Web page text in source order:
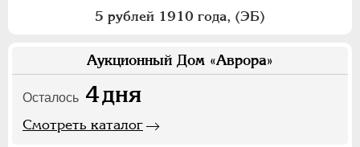
5 рублей 1910 года, (ЭБ)
Аукционный Дом «Аврора»
Осталось 4дня
Смотреть каталог